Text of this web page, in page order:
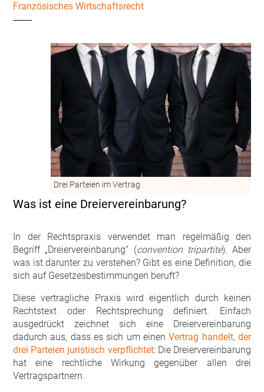
Französisches Wirtschaftsrecht
Drei Parteien im Vertrag
Was ist eine Dreiervereinbarung?
In der Rechtspraxis verwendet man regelmäßig den
Begriff „Dreiervereinbarung“ (convention tripartite). Aber
was ist darunter zu verstehen? Gibt es eine Definition, die
sich auf Gesetzesbestimmungen beruft?
Diese vertragliche Praxis wird eigentlich durch keinen
Rechtstext oder Rechtsprechung definiert. Einfach
ausgedrückt zeichnet sich eine Dreiervereinbarung
dadurch aus, dass es sich um einenVertrag handelt, der
drei Parteien juristisch verpflichtet: Die Dreiervereinbarung
hat eine rechtliche Wirkung gegenüber allen drei
Vertragspartnern.